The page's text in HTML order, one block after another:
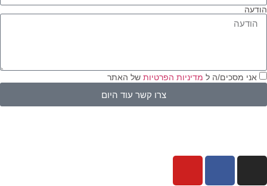
אני מסכים/ה למדיניות הפרטיותשל האתר
צרו קשר עוד היום